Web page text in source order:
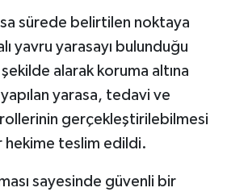
sürede belirtilen noktaya
yavru yarasayı bulunduğu
alarak koruma altına
yarasa, tedavi ve
gerçekleştirilebilmesi
hekime teslim edildi.
sayesinde güvenli bir